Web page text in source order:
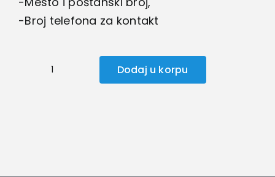
-Broj telefona za kontakt
Bosch
Dodaj u korpu